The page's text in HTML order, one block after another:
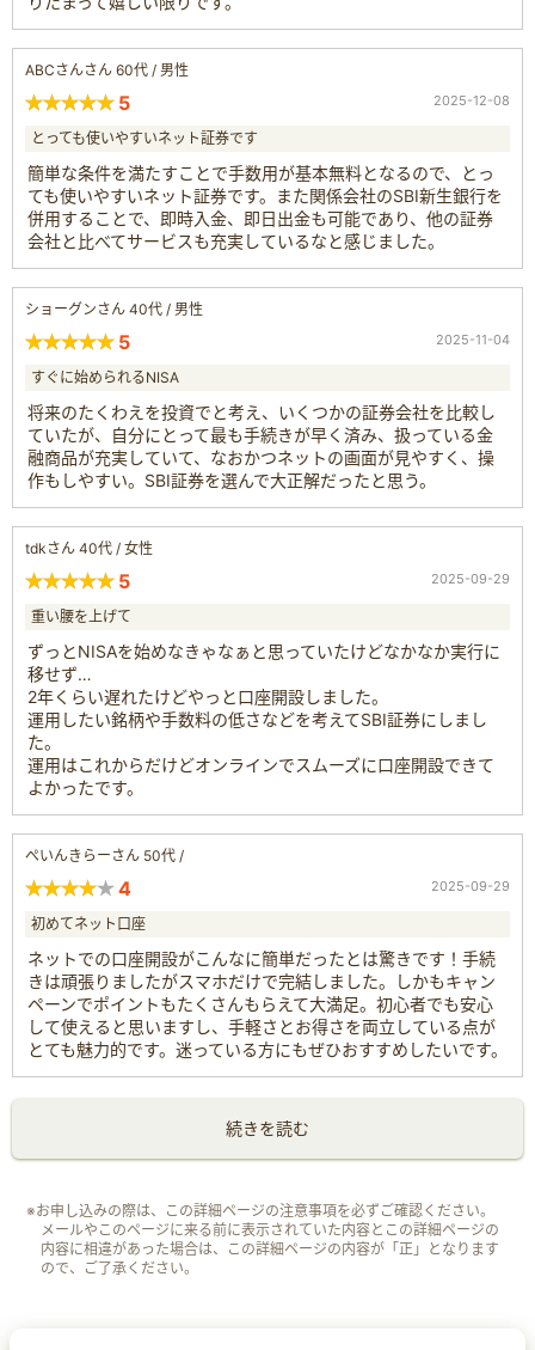
ABCさんさん 60代 / 男性
5 2025-12-08
とっても使いやすいネット証券です
簡単な条件を満たすことで手数用が基本無料となるので、とっ
ても使いやすいネット証券です。また関係会社のSBI新生銀行を
併用することで、即時入金、即日出金も可能であり、他の証券
会社と比べてサービスも充実しているなと感じました。
ショーグンさん 40代 / 男性
5 2025-11-04
すぐに始められるNISA
将来のたくわえを投資でと考え、いくつかの証券会社を比較し
ていたが、自分にとって最も手続きが早く済み、扱っている金
融商品が充実していて、なおかつネットの画面が見やすく、操
作もしやすい。SBI証券を選んで大正解だったと思う。
tdkさん 40代 / 女性
5 2025-09-29
重い腰を上げて
ずっとNISAを始めなきゃなぁと思っていたけどなかなか実行に
移せず…
2年くらい遅れたけどやっと口座開設しました。
運用したい銘柄や手数料の低さなどを考えてSBI証券にしまし
た。
運用はこれからだけどオンラインでスムーズに口座開設できて
よかったです。
ぺいんきらーさん 50代 /
4 2025-09-29
初めてネット口座
ネットでの口座開設がこんなに簡単だったとは驚きです！手続
きは頑張りましたがスマホだけで完結しました。しかもキャン
ペーンでポイントもたくさんもらえて大満足。初心者でも安心
して使えると思いますし、手軽さとお得さを両立している点が
とても魅力的です。迷っている方にもぜひおすすめしたいです。
続きを読む
※お申し込みの際は、この詳細ページの注意事項を必ずご確認ください。
メールやこのページに来る前に表示されていた内容とこの詳細ページの
内容に相違があった場合は、この詳細ページの内容が「正」となります
ので、ご了承ください。